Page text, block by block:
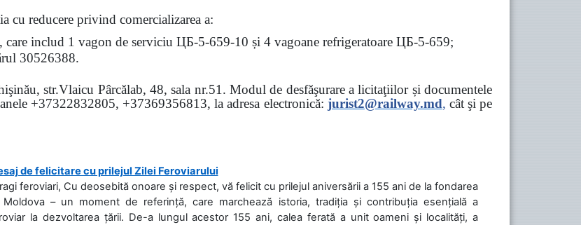
cu reducere privind comercializarea a:
care includ 1 vagon de serviciu ЦБ-5-659-10 și 4 vagoane refrigeratoare ЦБ-5-659;
30526388.
str.Vlaicu Pârcălab, 48, sala nr.51.Modul de desfăşurare a licitaţiilor și documentele
+37322832805, +37369356813, la adresa electronică: jurist2@railway.md, cât şi pe
de felicitare cu prilejul Zilei Feroviarului
feroviari, Cu deosebită onoare și respect, vă felicit cu prilejul aniversării a 155 ani de la fondarea
Moldova – un moment de referință, care marchează istoria, tradiția și contribuția esențială a
la dezvoltarea țării. De-a lungul acestor 155 ani, calea ferată a unit oameni și localități, a